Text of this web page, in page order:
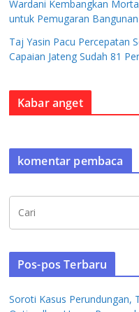
Wardani Kembangkan
untuk Pemugaran
Taj Yasin Pacu Percepatan
Capaian Jateng Sudah 81
Kabar anget
komentar pembaca
Pos-pos Terbaru
Soroti Kasus Perundungan,